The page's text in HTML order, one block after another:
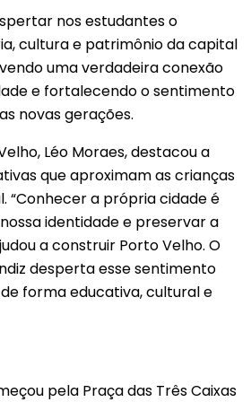
nos estudantes o
cultura e patrimônio da capital
uma verdadeira conexão
e fortalecendo o sentimento
novas gerações.
Léo Moraes, destacou a
que aproximam as crianças
“Conhecer a própria cidade é
identidade e preservar a
a construir Porto Velho. O
desperta esse sentimento
forma educativa, cultural e
pela Praça das Três Caixas